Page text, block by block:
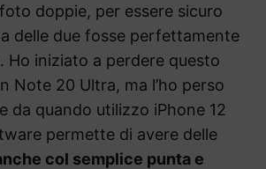
doppie, per essere sicuro
delle due fosse perfettamente
Ho iniziato a perdere questo
Note 20 Ultra, ma l’ho perso
da quando utilizzo iPhone 12
permette di avere delle
col semplice punta e